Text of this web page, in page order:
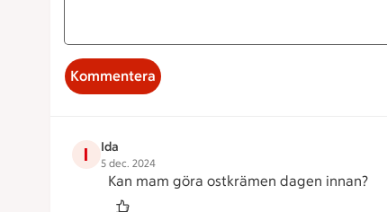
Kommentera
I Ida
5 dec. 2024
Kan mam göra ostkrämen dagen innan?